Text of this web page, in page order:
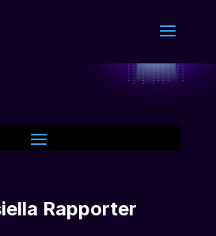
Rapporter